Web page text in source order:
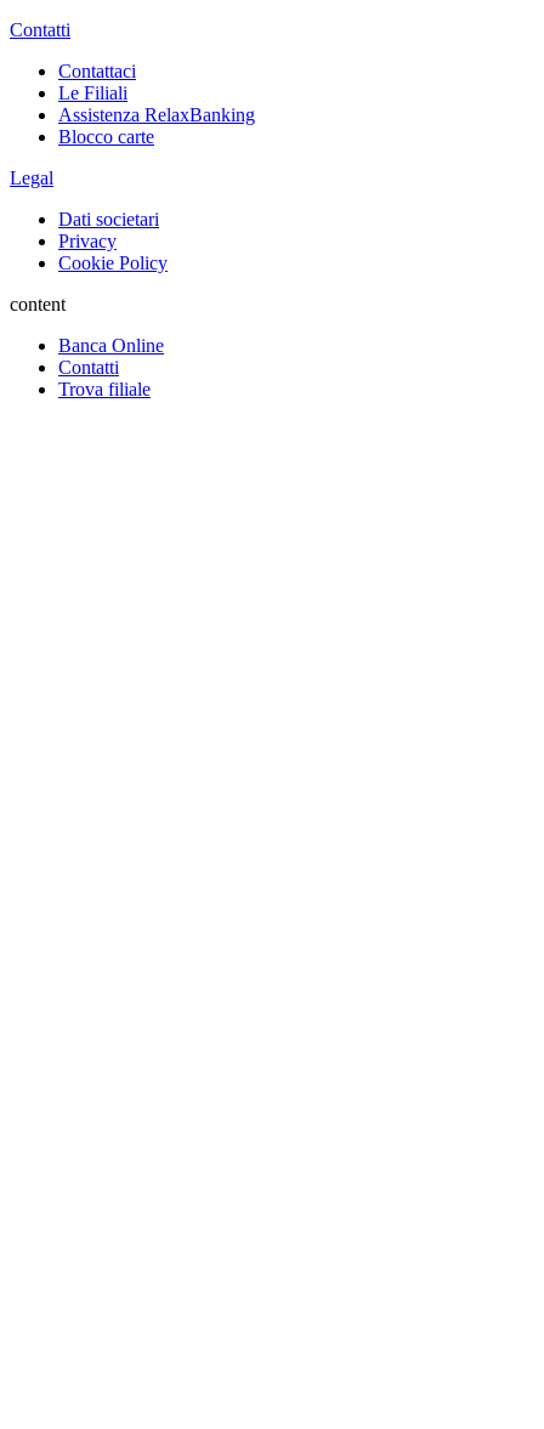
Contatti
Contattaci
Le Filiali
Assistenza RelaxBanking
Blocco carte
Legal
Dati societari
Privacy
Cookie Policy
content
Banca Online
Contatti
Trova filiale